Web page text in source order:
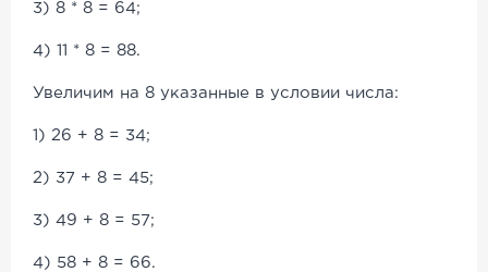
3) 8 * 8 = 64;
4) 11 * 8 = 88.
Увеличим на 8 указанные в условии числа:
1) 26 + 8 = 34;
2) 37 + 8 = 45;
3) 49 + 8 = 57;
4) 58 + 8 = 66.